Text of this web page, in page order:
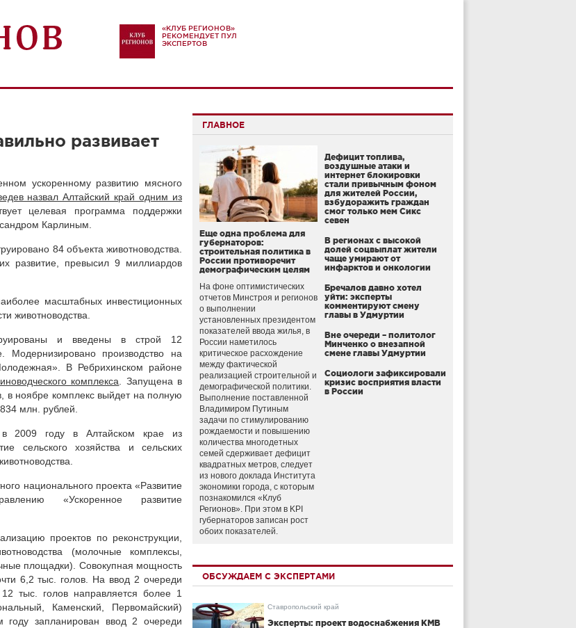
«КЛУБ РЕГИОНОВ»
РЕКОМЕНДУЕТ ПУЛ
ЭКСПЕРТОВ
развивает
ускоренному развитию мясного
назвал Алтайский край одним из
целевая программа поддержки
Карлиным.
84 объекта животноводства.
развитие, превысил 9 миллиардов
масштабных инвестиционных
животноводства.
и введены в строй 12
Модернизировано производство на
В Ребрихинском районе
комплекса . Запущена в
в ноябре комплекс выйдет на полную
млн. рублей.
2009 году в Алтайском крае из
сельского хозяйства и сельских
национального проекта «Развитие
«Ускоренное развитие
проектов по реконструкции,
(молочные комплексы,
площадки). Совокупная мощность
6,2 тыс. голов. На ввод 2 очереди
тыс. голов направляется более 1
Каменский, Первомайский)
году запланирован ввод 2 очереди
ГЛАВНОЕ
Еще одна проблема для
губернаторов:
строительная политика в
России противоречит
демографическим целям
На фоне оптимистических
отчетов Минстроя и регионов
о выполнении
установленных президентом
показателей ввода жилья, в
России наметилось
критическое расхождение
между фактической
реализацией строительной и
демографической политики.
Выполнение поставленной
Владимиром Путиным
задачи по стимулированию
рождаемости и повышению
количества многодетных
семей сдерживает дефицит
квадратных метров, следует
из нового доклада Института
экономики города, с которым
познакомился «Клуб
Регионов». При этом в KPI
губернаторов записан рост
обоих показателей.
Дефицит топлива,
воздушные атаки и
интернет блокировки
стали привычным фоном
для жителей России,
взбудоражить граждан
смог только мем Сикс
севен
В регионах с высокой
долей соцвыплат жители
чаще умирают от
инфарктов и онкологии
Бречалов давно хотел
уйти: эксперты
комментируют смену
главы в Удмуртии
Вне очереди – политолог
Минченко о внезапной
смене главы Удмуртии
Социологи зафиксировали
кризис восприятия власти
в России
ОБСУЖДАЕМ С ЭКСПЕРТАМИ
Ставропольский край
Эксперты: проект водоснабжения КМВ